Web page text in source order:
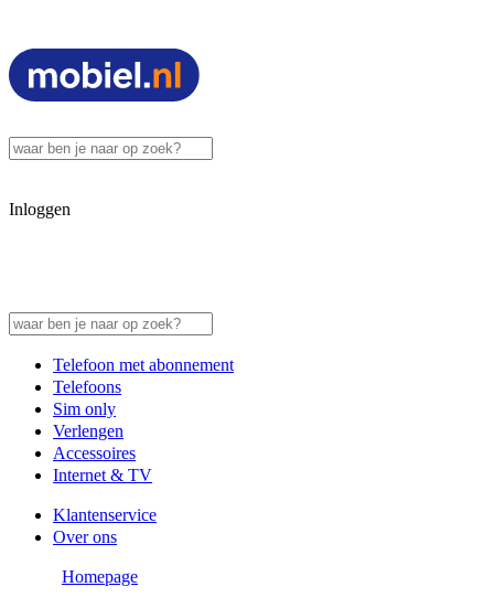
Inloggen
Telefoon met abonnement
Telefoons
Sim only
Verlengen
Accessoires
Internet & TV
Klantenservice
Over ons
Homepage